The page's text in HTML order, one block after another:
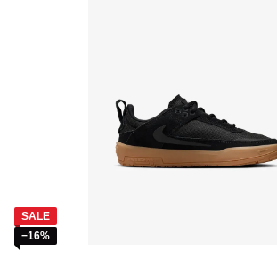
SALE
−16%